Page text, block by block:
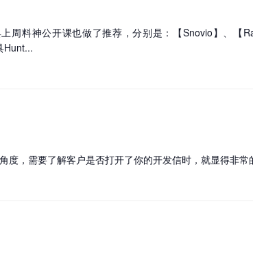
料神公开课也做了推荐，分别是：【Snovio】、【
Hunt...
，需要了解客户是否打开了你的开发信时，就显得非常